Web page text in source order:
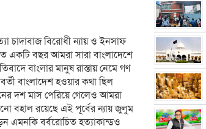
চাদাবাজ বিরোধী ন্যায় ও ইনসাফ
একটি বছর আমরা সারা বাংলাদেশে
বাংলার মানুষ রাস্তায় নেমে গণ
বাংলাদেশ হওয়ার কথা ছিল
দশ মাস পেরিয়ে গেলেও আমরা
বহাল রয়েছে এই পূর্বের ন্যায় জুলুম
এমনকি বর্বরোচিত হত্যাকান্ডও